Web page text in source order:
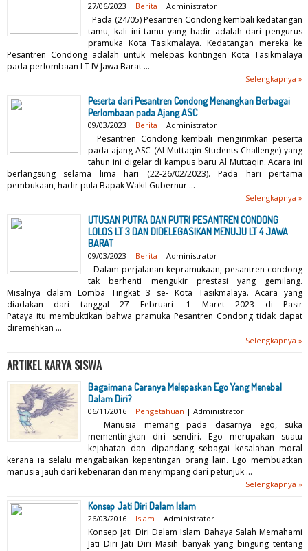
27/06/2023 | Berita | Administrator
Pada (24/05) Pesantren Condong kembali kedatangan
tamu, kali ini tamu yang hadir adalah dari pengurus
pramuka Kota Tasikmalaya. Kedatangan mereka ke
Pesantren Condong adalah untuk melepas kontingen Kota Tasikmalaya
pada perlombaan LT IV Jawa Barat ...
Selengkapnya »
Peserta dari Pesantren Condong Menangkan Berbagai
Perlombaan pada Ajang ASC
09/03/2023 | Berita | Administrator
Pesantren Condong kembali mengirimkan peserta
pada ajang ASC (Al Muttaqin Students Challenge) yang
tahun ini digelar di kampus baru Al Muttaqin. Acara ini
berlangsung selama lima hari (22-26/02/2023). Pada hari pertama
pembukaan, hadir pula Bapak Wakil Gubernur ...
Selengkapnya »
UTUSAN PUTRA DAN PUTRI PESANTREN CONDONG
LOLOS LT 3 DAN DIDELEGASIKAN MENUJU LT 4 JAWA
BARAT
09/03/2023 | Berita | Administrator
Dalam perjalanan kepramukaan, pesantren condong
tak berhenti mengukir prestasi yang gemilang.
Misalnya dalam Lomba Tingkat 3 se- Kota Tasikmalaya. Acara yang
diadakan dari tanggal 27 Februari -1 Maret 2023 di Pasir
Pataya itu membuktikan bahwa pramuka Pesantren Condong tidak dapat
diremehkan ...
Selengkapnya »
ARTIKEL KARYA SISWA
Bagaimana Caranya Melepaskan Ego Yang Menebal
Dalam Diri?
06/11/2016 | Pengetahuan | Administrator
Manusia memang pada dasarnya ego, suka
mementingkan diri sendiri. Ego merupakan suatu
kejahatan dan dipandang sebagai kesalahan moral
kerana ia selalu mengabaikan kepentingan orang lain. Ego membuatkan
manusia jauh dari kebenaran dan menyimpang dari petunjuk ...
Selengkapnya »
Konsep Jati Diri Dalam Islam
26/03/2016 | Islam | Administrator
Konsep Jati Diri Dalam Islam Bahaya Salah Memahami
Jati Diri Jati Diri Masih banyak yang bingung tentang